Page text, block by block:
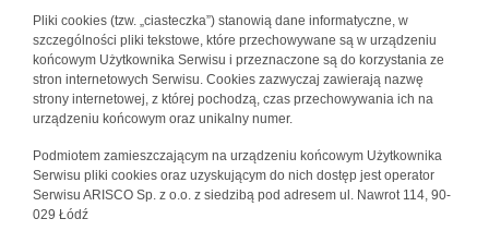
Pliki cookies (tzw. „ciasteczka”) stanowią dane informatyczne, w
szczególności pliki tekstowe, które przechowywane są w urządzeniu
końcowym Użytkownika Serwisu i przeznaczone są do korzystania ze
stron internetowych Serwisu. Cookies zazwyczaj zawierają nazwę
strony internetowej, z której pochodzą, czas przechowywania ich na
urządzeniu końcowym oraz unikalny numer.
Podmiotem zamieszczającym na urządzeniu końcowym Użytkownika
Serwisu pliki cookies oraz uzyskującym do nich dostęp jest operator
Serwisu ARISCO Sp. z o.o. z siedzibą pod adresem ul. Nawrot 114, 90-
029 Łódź